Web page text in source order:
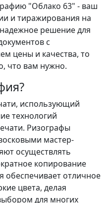
"Облако 63" - ваш
и тиражирования на
решение для
с
цены и качества, то
что вам нужно.
использующий
технологий
Ризографы
мастер-
осуществлять
копирование
обеспечивает отличное
цвета, делая
для многих